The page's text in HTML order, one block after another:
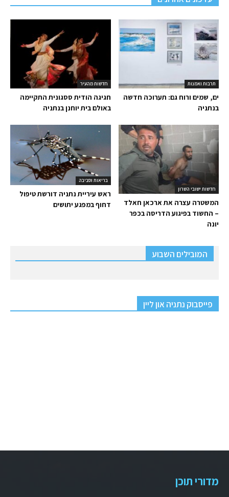
חדשות מהעיר
חגיגה הודית ססגונית התקיימה
באולם בית יוחנן בנתניה
תרבות ואמנות
ים, שמים ורוח גם: תערוכה חדשה
בנתניה
בריאות וסביבה
ראש עיריית נתניה דורשת טיפול
דחוף במפגע יתושים
חדשות ישובי השרון
המשטרה עצרה את ארכאן חאלד
– החשוד בפיגוע הדריסה בכפר
יונה
המובילים השבוע
פייסבוק נתניה און ליין
מדורי תוכן